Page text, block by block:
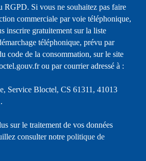
RGPD. Si vous ne souhaitez pas faire
commerciale par voie téléphonique,
inscrire gratuitement sur la liste
téléphonique, prévu par
code de la consommation, sur le site
ou par courrier adressé à :
Service Bloctel, CS 61311, 41013
sur le traitement de vos données
consulter notre politique de